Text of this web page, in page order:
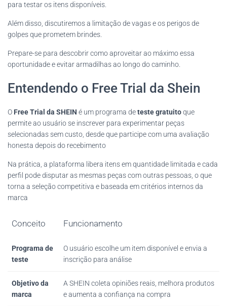
para testar os itens disponíveis.
Além disso, discutiremos a limitação de vagas e os perigos de
golpes que prometem brindes.
Prepare-se para descobrir como aproveitar ao máximo essa
oportunidade e evitar armadilhas ao longo do caminho.
Entendendo o Free Trial da Shein
O Free Trial da SHEIN é um programa deteste gratuitoque
permite ao usuário se inscrever para experimentar peças
selecionadas sem custo, desde que participe com uma avaliação
honesta depois do recebimento
Na prática, a plataforma libera itens em quantidade limitada e cada
perfil pode disputar as mesmas peças com outras pessoas, o que
torna a seleção competitiva e baseada em critérios internos da
marca
Conceito Funcionamento
Programa de
teste
O usuário escolhe um item disponível e envia a
inscrição para análise
Objetivo da
marca
A SHEIN coleta opiniões reais, melhora produtos
e aumenta a confiança na compra